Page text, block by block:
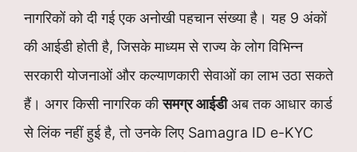
नागरिकों को दी गई एक अनोखी पहचान संख्या है। यह 9 अंकों
की आईडी होती है, जिसके माध्यम से राज्य के लोग विभिन्न
सरकारी योजनाओं और कल्याणकारी सेवाओं का लाभ उठा सकते
हैं। अगर किसी नागरिक कीसमग्र आईडीअब तक आधार कार्ड
से लिंक नहीं हुई है, तो उनके लिए Samagra ID e-KYC